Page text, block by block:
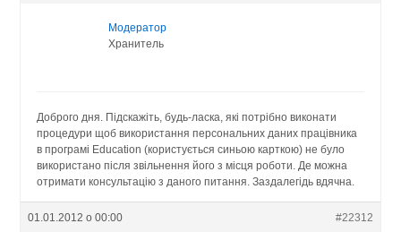
Модератор
Хранитель
Доброго дня. Підскажіть, будь-ласка, які потрібно виконати
процедури щоб використання персональних даних працівника
в програмі Education (користується синьою карткою) не було
використано після звільнення його з місця роботи. Де можна
отримати консультацію з даного питання. Заздалегідь вдячна.
01.01.2012 о 00:00 #22312